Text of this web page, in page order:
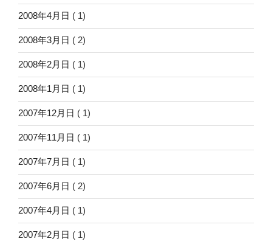
2008年4月日 ( 1)
2008年3月日 ( 2)
2008年2月日 ( 1)
2008年1月日 ( 1)
2007年12月日 ( 1)
2007年11月日 ( 1)
2007年7月日 ( 1)
2007年6月日 ( 2)
2007年4月日 ( 1)
2007年2月日 ( 1)